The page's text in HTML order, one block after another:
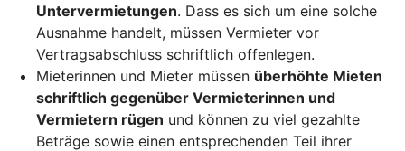
Untervermietungen. Dass es sich um eine solche
Ausnahme handelt, müssen Vermieter vor
Vertragsabschluss schriftlich offenlegen.
Mieterinnen und Mieter müssen überhöhte Mieten
schriftlich gegenüber Vermieterinnen und
Vermietern rügen und können zu viel gezahlte
Beträge sowie einen entsprechenden Teil ihrer